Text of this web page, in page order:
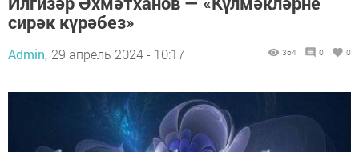
сирәк күрәбез»
Admin, 29 апрель 2024 - 10:17 364 0 0